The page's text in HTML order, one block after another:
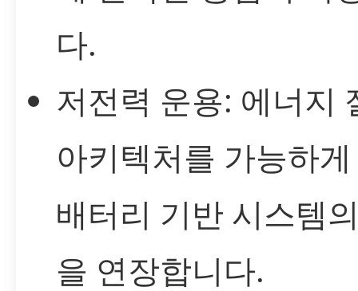
다.
저전력 운용: 에너지
아키텍처를 가능하
배터리 기반 시스템
을 연장합니다.